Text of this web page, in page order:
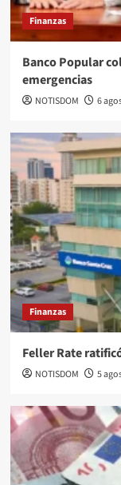
Finanzas
Banco Popular
emergencias
NOTISDOM 6
Finanzas
Feller Rate
NOTISDOM 5